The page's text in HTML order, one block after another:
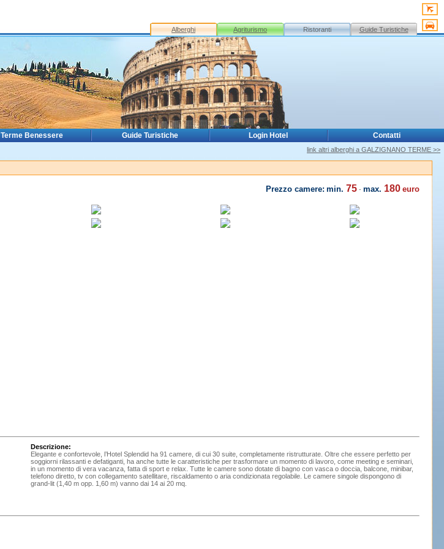
Alberghi Agriturismo Ristoranti Guide Turistiche
Terme Benessere Guide Turistiche Login Hotel Contatti
link altri alberghi a GALZIGNANO TERME >>
Prezzo camere: min. 75 - max. 180 euro
Descrizione:
Elegante e confortevole, l’Hotel Splendid ha 91 camere, di cui 30 suite, completamente ristrutturate. Oltre che essere perfetto per
soggiorni rilassanti e defatiganti, ha anche tutte le caratteristiche per trasformare un momento di lavoro, come meeting e seminari,
in un momento di vera vacanza, fatta di sport e relax. Tutte le camere sono dotate di bagno con vasca o doccia, balcone, minibar,
telefono diretto, tv con collegamento satellitare, riscaldamento o aria condizionata regolabile. Le camere singole dispongono di
grand-lit (1,40 m opp. 1,60 m) vanno dai 14 ai 20 mq.